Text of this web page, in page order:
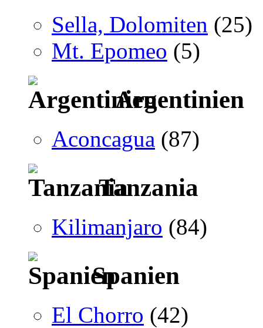
Sella, Dolomiten (25)
Mt. Epomeo (5)
Argentinien
Aconcagua (87)
Tanzania
Kilimanjaro (84)
Spanien
El Chorro (42)